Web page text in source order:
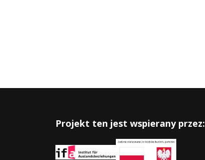
Projekt ten jest wspierany przez: